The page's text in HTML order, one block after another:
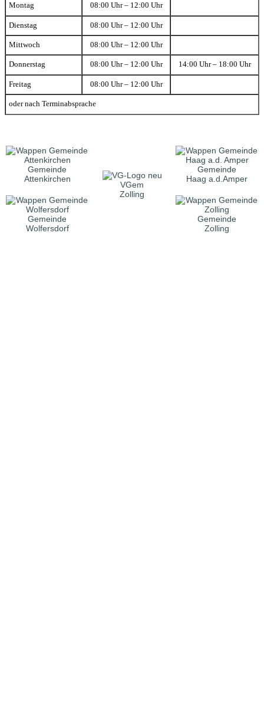
Montag 08:00 Uhr – 12:00 Uhr
Dienstag 08:00 Uhr – 12:00 Uhr
Mittwoch 08:00 Uhr – 12:00 Uhr
Donnerstag 08:00 Uhr – 12:00 Uhr 14:00 Uhr – 18:00 Uhr
Freitag 08:00 Uhr – 12:00 Uhr
oder nach Terminabsprache
Gemeinde
Attenkirchen
VGem
Zolling
Gemeinde
Haag a.d.Amper
Gemeinde
Wolfersdorf
Gemeinde
Zolling